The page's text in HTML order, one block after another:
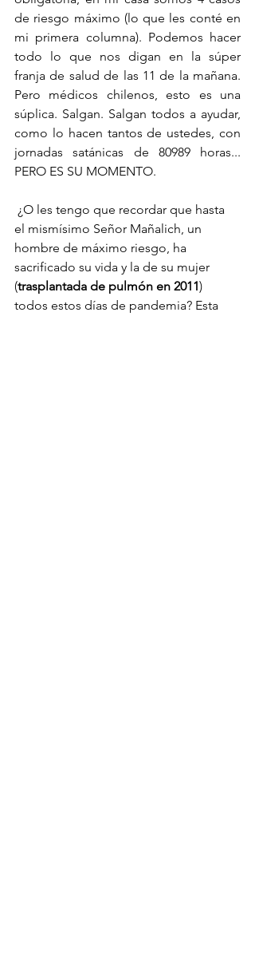
de riesgo máximo (lo que les conté en
mi primera columna). Podemos hacer
todo lo que nos digan en la súper
franja de salud de las 11 de la mañana.
Pero médicos chilenos, esto es una
súplica. Salgan. Salgan todos a ayudar,
como lo hacen tantos de ustedes, con
jornadas satánicas de 80989 horas...
PERO ES SU MOMENTO.
el mismísimo Señor Mañalich, un
hombre de máximo riesgo, ha
sacrificado su vida y la de su mujer
(trasplantada de pulmón en 2011)
todos estos días de pandemia? Esta